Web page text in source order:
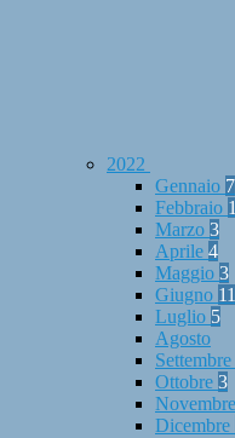
2022
Gennaio 7
Febbraio 1
Marzo 3
Aprile 4
Maggio 3
Giugno 11
Luglio 5
Agosto
Settembre
Ottobre 3
Novembre
Dicembre